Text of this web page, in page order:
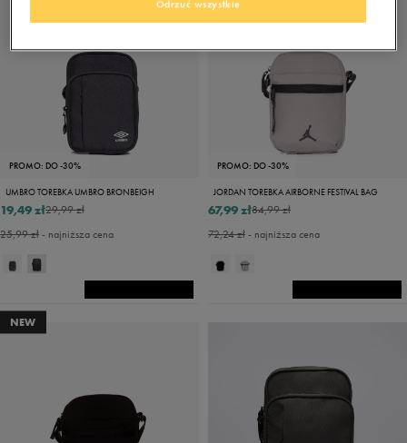
PROMO: DO -30%
UMBRO TOREBKA UMBRO BRONBEIGH
29,99 zł
19,49 zł
25,99 zł- najniższa cena
PROMO: DO -30%
JORDAN TOREBKA AIRBORNE FESTIVAL BAG
84,99 zł
67,99 zł
72,24 zł- najniższa cena
NEW
Odrzuć wszystkie